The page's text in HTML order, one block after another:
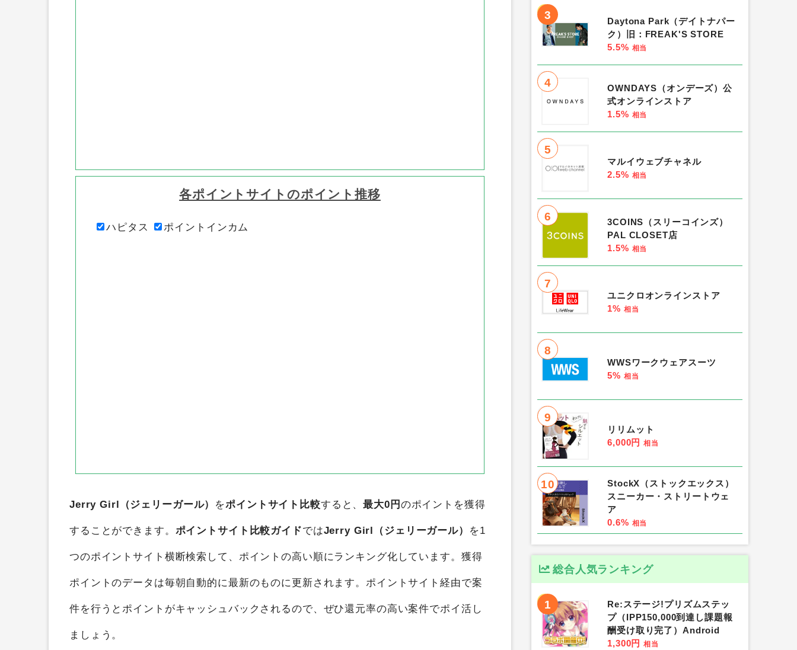
Jerry Girl（ジェリーガール）を ポイントサイト比較すると、 最大0円のポイントを獲得
することができます。 ポイントサイト比較ガイドでは Jerry Girl（ジェリーガール）を1
つのポイントサイト横断検索して、ポイントの高い順にランキング化しています。獲得
ポイントのデータは毎朝自動的に最新のものに更新されます。ポイントサイト経由で案
3
Daytona Park（デイトナパー
ク）旧：FREAK'S STORE
5.5% 相当
4
OWNDAYS（オンデーズ）公
式オンラインストア
1.5% 相当
5
マルイウェブチャネル
2.5% 相当
6
3COINS（スリーコインズ）
PAL CLOSET店
1.5% 相当
7
ユニクロオンラインストア
1% 相当
8
WWSワークウェアスーツ
5% 相当
9
リリムット
6,000円 相当
10
StockX（ストックエックス）
スニーカー・ストリートウェ
ア
0.6% 相当
総合人気ランキング
1
Re:ステージ!プリズムステッ
プ（IPP150,000到達し課題報
酬受け取り完了）Android
1,300円 相当